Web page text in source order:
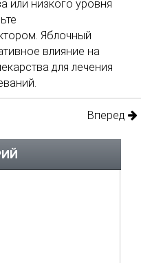
или низкого уровня
Яблочный
влияние на
для лечения
Вперед